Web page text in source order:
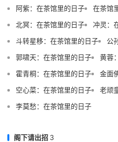
阿紫：在茶馆里的日子
在茶馆
北冥：在茶馆里的日子
冲灵：
斗转星移：在茶馆里的日子
公
郭啸天：在茶馆里的日子
黄蓉
霍青桐：在茶馆里的日子
金面
空心菜：在茶馆里的日子
老顽
李莫愁：在茶馆里的日子
阁下请出招 3